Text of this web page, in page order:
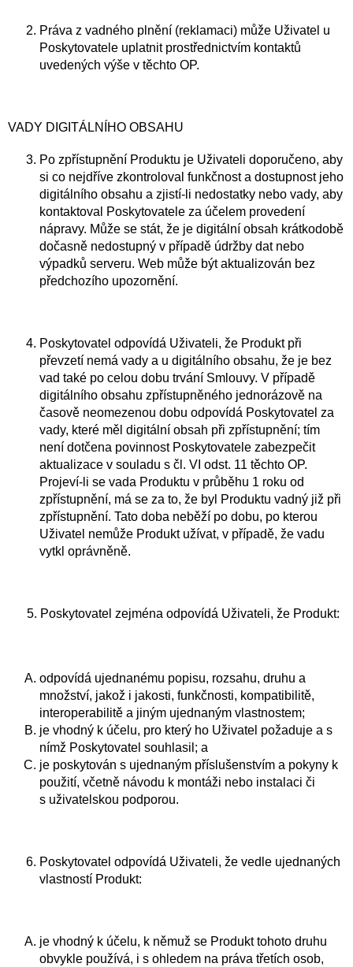
Práva z vadného plnění (reklamaci) může Uživatel u
Poskytovatele uplatnit prostřednictvím kontaktů
uvedených výše v těchto OP.
VADY DIGITÁLNÍHO OBSAHU
Po zpřístupnění Produktu je Uživateli doporučeno, aby
si co nejdříve zkontroloval funkčnost a dostupnost jeho
digitálního obsahu a zjistí-li nedostatky nebo vady, aby
kontaktoval Poskytovatele za účelem provedení
nápravy. Může se stát, že je digitální obsah krátkodobě
dočasně nedostupný v případě údržby dat nebo
výpadků serveru. Web může být aktualizován bez
předchozího upozornění.
Poskytovatel odpovídá Uživateli, že Produkt při
převzetí nemá vady a u digitálního obsahu, že je bez
vad také po celou dobu trvání Smlouvy. V případě
digitálního obsahu zpřístupněného jednorázově na
časově neomezenou dobu odpovídá Poskytovatel za
vady, které měl digitální obsah při zpřístupnění; tím
není dotčena povinnost Poskytovatele zabezpečit
aktualizace v souladu s čl. VI odst. 11 těchto OP.
Projeví-li se vada Produktu v průběhu 1 roku od
zpřístupnění, má se za to, že byl Produktu vadný již při
zpřístupnění. Tato doba neběží po dobu, po kterou
Uživatel nemůže Produkt užívat, v případě, že vadu
vytkl oprávněně.
5. Poskytovatel zejména odpovídá Uživateli, že Produkt:
odpovídá ujednanému popisu, rozsahu, druhu a
množství, jakož i jakosti, funkčnosti, kompatibilitě,
interoperabilitě a jiným ujednaným vlastnostem;
je vhodný k účelu, pro který ho Uživatel požaduje a s
nímž Poskytovatel souhlasil; a
je poskytován s ujednaným příslušenstvím a pokyny k
použití, včetně návodu k montáži nebo instalaci či
s uživatelskou podporou.
Poskytovatel odpovídá Uživateli, že vedle ujednaných
vlastností Produkt:
je vhodný k účelu, k němuž se Produkt tohoto druhu
obvykle používá, i s ohledem na práva třetích osob,